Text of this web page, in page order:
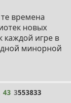
времена
новых
каждой игре в
минорной
43 3553833